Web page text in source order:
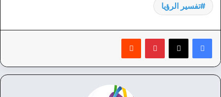
تفسير الرؤيا
بينتيريست